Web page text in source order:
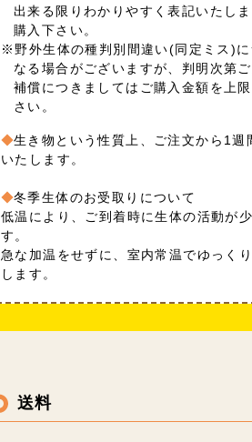
出来る限りわかりやすく表記いたし
購入下さい。
※野外生体の種判別間違い(同定ミス)
なる場合がございますが、判明次第ご
補償につきましてはご購入金額を上
さい。
生き物という性質上、ご注文から1
いたします。
冬季生体のお受取りについて
低温により、ご到着時に生体の活動が
す。
急な加温をせずに、室内常温でゆっく
します。
送料